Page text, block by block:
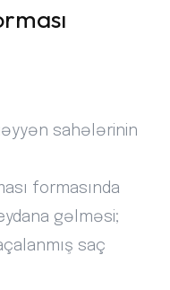
sahələrinin
formasında
gəlməsi;
saç